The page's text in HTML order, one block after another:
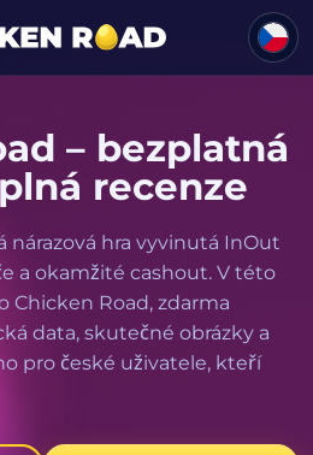
– bezplatná
recenze
nárazová hra vyvinutá InOut
a okamžité cashout. V této
Road, zdarma
data, skutečné obrázky a
pro české uživatele, kteří